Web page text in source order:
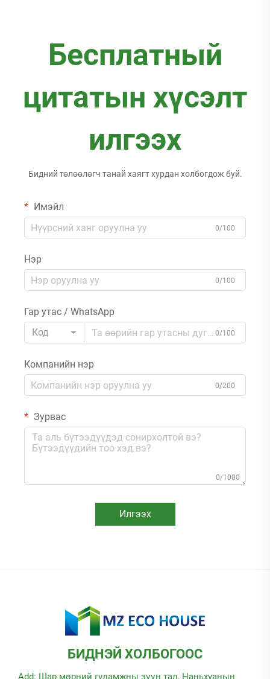
Бесплатный
цитатын хүсэлт
илгээх
Бидний төлөөлөгч танай хаягт хурдан холбогдож буй.
Имэйл
0/100
Нэр
0/100
Гар утас / WhatsApp
Код
0/100
Компанийн нэр
0/200
Зурвас
0/1000
Илгээх
БИДНЭЙ ХОЛБОГООС
Add: Шар мөрний гудамжны зүүн тал, Наньхуанын